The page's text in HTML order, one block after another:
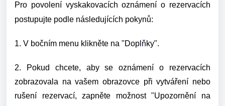
Pro povolení vyskakovacích oznámení o rezervacích
postupujte podle následujících pokynů:
1. V bočním menu klikněte na "Dopl ňky".
2. Pokud chcete, aby se oznámení o rezervacích
zobrazovala na vašem obrazovce při vytváření nebo
rušení rezervací, zapněte možnost "Upozornění na